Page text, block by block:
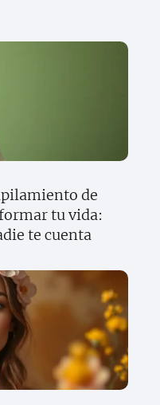
de
tu vida:
te cuenta